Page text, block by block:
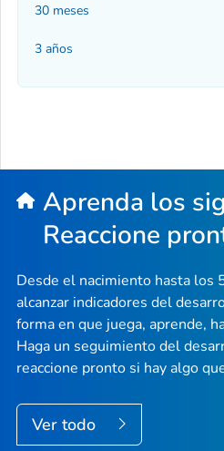
30 meses
3 años
Aprenda los
Reaccione
Desde el nacimiento hasta los
alcanzar indicadores del
forma en que juega, aprende,
Haga un seguimiento del
reaccione pronto si hay algo
Ver todo